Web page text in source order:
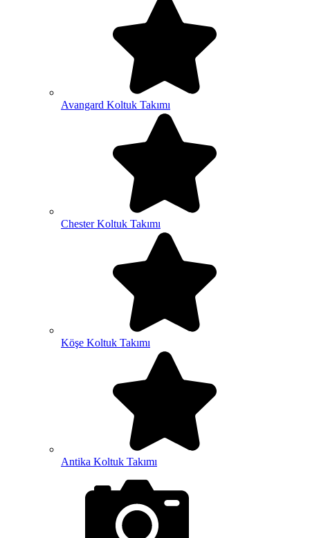
Avangard Koltuk Takımı
Chester Koltuk Takımı
Köşe Koltuk Takımı
Antika Koltuk Takımı